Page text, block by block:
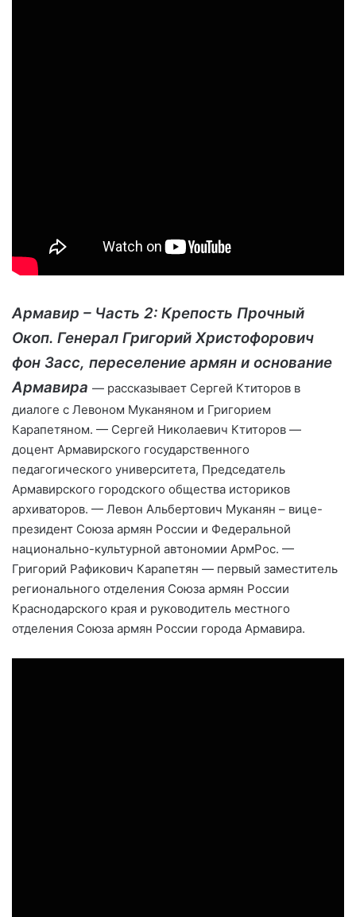
Армавир – Часть 2: Крепость Прочный
Окоп. Генерал Григорий Христофорович
фон Засс, переселение армян и основание
Армавира — рассказывает Сергей Ктиторов в
диалоге с Левоном Муканяном и Григорием
Карапетяном. — Сергей Николаевич Ктиторов —
доцент Армавирского государственного
педагогического университета, Председатель
Армавирского городского общества историков
архиваторов. — Левон Альбертович Муканян – вице-
президент Союза армян России и Федеральной
национально-культурной автономии АрмРос. —
Григорий Рафикович Карапетян — первый заместитель
регионального отделения Союза армян России
Краснодарского края и руководитель местного
отделения Союза армян России города Армавира.